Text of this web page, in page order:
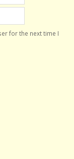
for the next time I